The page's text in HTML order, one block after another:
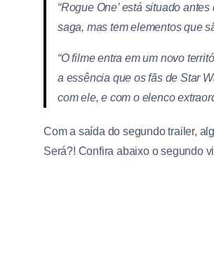
“Rogue One’ está situado
saga, mas tem elementos que
“O filme entra em um novo
a essência que os fãs de Star
com ele, e com o elenco
Com a saída do segundo trailer,
Será?! Confira abaixo o segundo